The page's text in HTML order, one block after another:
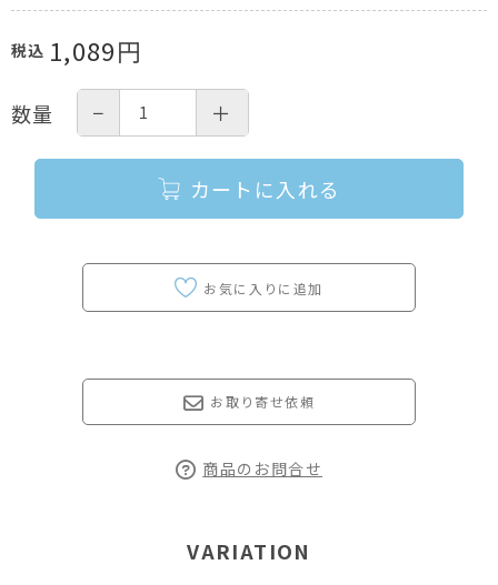
税込 1,089円
数量 − ＋
カートに入れる
お取り寄せ依頼
商品のお問合せ
VARIATION